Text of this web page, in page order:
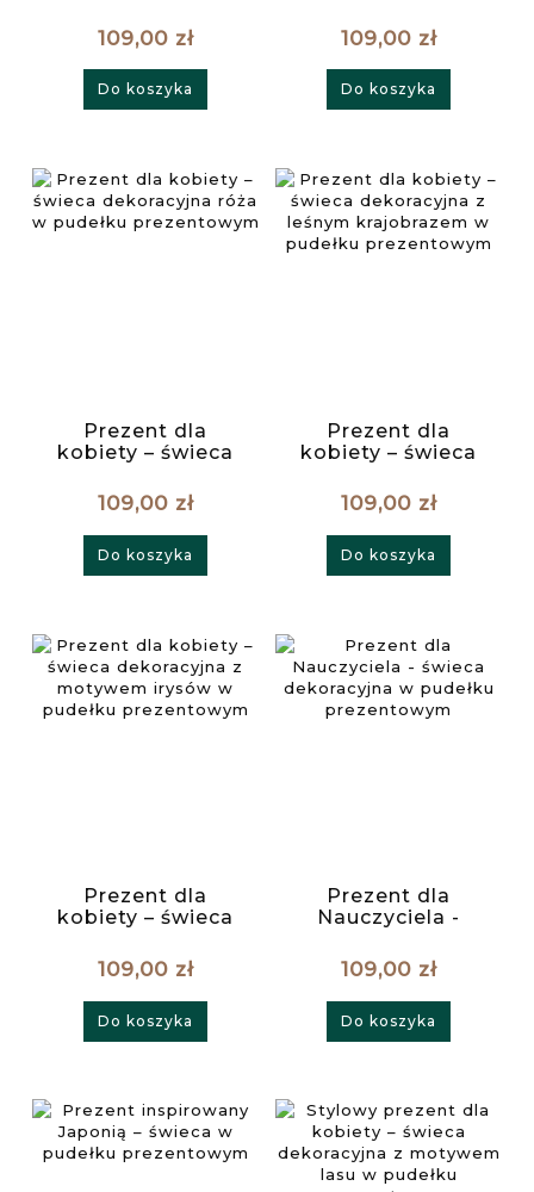
sojowa w pudełku
prezentowym
109,00 zł
Do koszyka
dekoracyjna z
motywem
magnolii w
pudełku
prezentowym
109,00 zł
Do koszyka
Prezent dla
kobiety – świeca
w pudełku
prezentowym
109,00 zł
Do koszyka
Prezent dla
kobiety – świeca
leśnym
krajobrazem w
pudełku
prezentowym
109,00 zł
Do koszyka
Prezent dla
kobiety – świeca
motywem irysów
w pudełku
prezentowym
109,00 zł
Do koszyka
Prezent dla
Nauczyciela -
dekoracyjna w
pudełku
prezentowym
109,00 zł
Do koszyka